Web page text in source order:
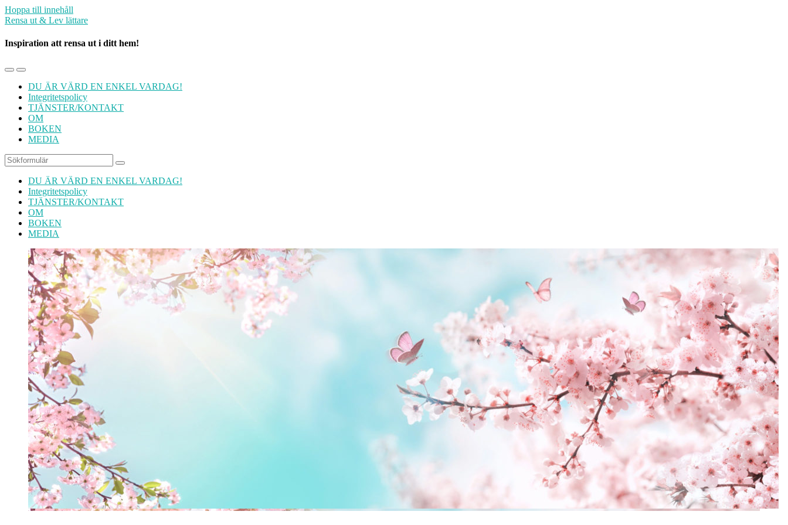
Hoppa till innehåll
Rensa ut & Lev lättare
Inspiration att rensa ut i ditt hem!
Slå
mobilmenyn
Slå
på/av
sökfältet
DU ÄR VÄRD EN ENKEL VARDAG!
Integritetspolicy
TJÄNSTER/KONTAKT
OM
BOKEN
MEDIA
Sök
DU ÄR VÄRD EN ENKEL VARDAG!
Integritetspolicy
TJÄNSTER/KONTAKT
OM
BOKEN
MEDIA